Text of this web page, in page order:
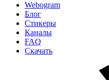
Webogram
Блог
Стикеры
Каналы
FAQ
Скачать